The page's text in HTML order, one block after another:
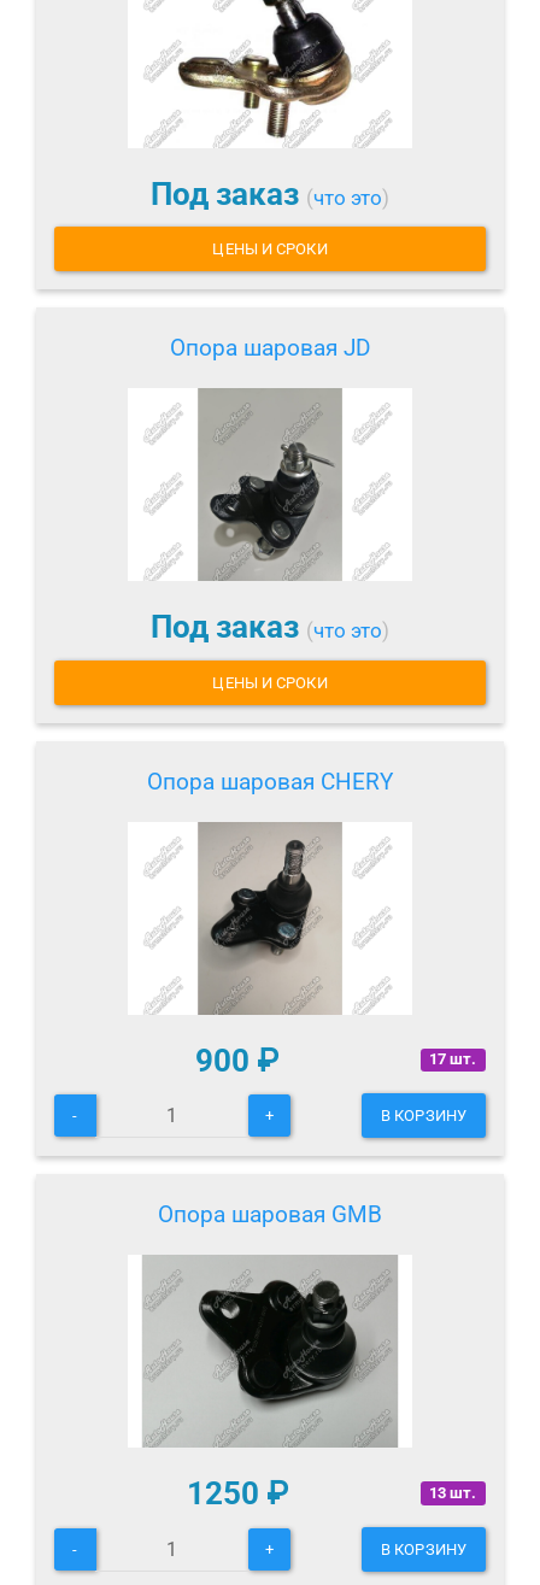
Под заказ (что это)
ЦЕНЫ И СРОКИ
Опора шаровая JD
Под заказ (что это)
ЦЕНЫ И СРОКИ
Опора шаровая CHERY
17 шт.
900 ₽
- + В КОРЗИНУ
Опора шаровая GMB
13 шт.
1250 ₽
- + В КОРЗИНУ